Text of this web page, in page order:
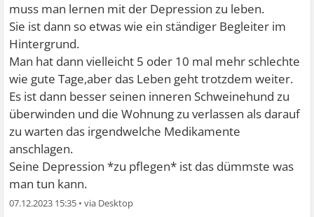
muss man lernen mit der Depression zu leben.
Sie ist dann so etwas wie ein ständiger Begleiter im
Hintergrund.
Man hat dann vielleicht 5 oder 10 mal mehr schlechte
wie gute Tage,aber das Leben geht trotzdem weiter.
Es ist dann besser seinen inneren Schweinehund zu
überwinden und die Wohnung zu verlassen als darauf
zu warten das irgendwelche Medikamente
anschlagen.
Seine Depression *zu pflegen* ist das dümmste was
man tun kann.
07.12.2023 15:35 •